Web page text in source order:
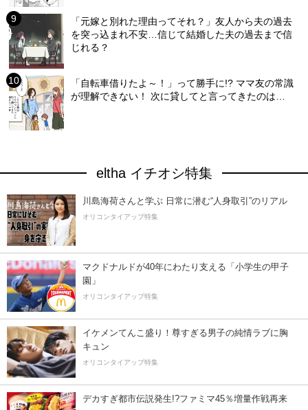
「元嫁と別れた理由ってそれ？」友人から夫の過去
を突っ込まれ不安…信じて結婚した夫の過去まで信
じれる？
「自転車借りたよ～！」って勝手に!? ママ友の常識
が理解できない！ 次に貸してと言ってきたのは…
eltha イチオシ特集
川島海荷さんと学ぶ 日常に潜む“人身取引”のリアル
オリコンタイアップ特集
マクドナルドが40年にわたり支える「小学生の甲子
園」
オリコンタイアップ特集
イケメンてんこ盛り！尊すぎる男子の純情ラブに胸
キュン
オリコンタイアップ特集
デカすぎ都市伝説発生!?ファミマ45％増量作戦再来